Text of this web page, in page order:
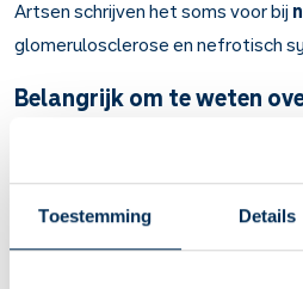
Toestemming Details
Artsen schrijven het soms voor bij
glomerulosclerose en nefrotisch
Belangrijk om te weten
Tacrolimus onderdrukt de
beenmergtransplantatie te
Capsules: heel doorslikken